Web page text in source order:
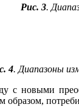
Рис. 3.
4. Диапазоны
с новыми